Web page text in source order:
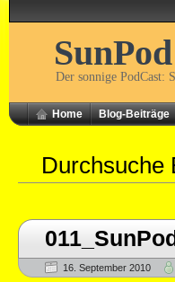
SunPod
Der sonnige PodCast:
Home Blog-Beiträge
Durchsuche
16. September 2010